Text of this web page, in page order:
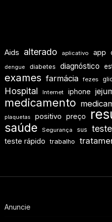
Aids alterado aplicativo app
dengue diabetes diagnóstico
exames farmácia fezes
Hospital
Internet iphone
medicamento
plaquetas positivo preço
saúde Segurança sus teste
teste rápido trabalho
Anuncie